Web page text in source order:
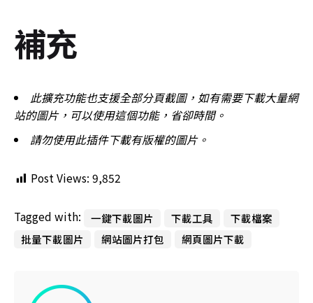
補充
此擴充功能也支援全部分頁截圖，如有需要下載大量網
站的圖片，可以使用這個功能，省卻時間。
請勿使用此插件下載有版權的圖片。
Post Views: 9,852
Tagged with: 一鍵下載圖片 下載工具
下載檔案
批量下載圖片
網站圖片打包 網頁圖片下載